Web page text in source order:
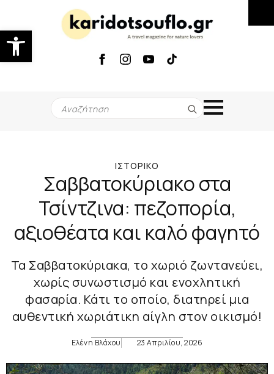
Ανοίξτε τη γραμμή εργαλείων
Search
for:
ΙΣΤΟΡΙΚΌ
Σαββατοκύριακο στα
Τσίντζινα: πεζοπορία,
αξιοθέατα και καλό φαγητό
Τα Σαββατοκύριακα, το χωριό ζωντανεύει,
χωρίς συνωστισμό και ενοχλητική
φασαρία. Κάτι το οποίο, διατηρεί μια
αυθεντική χωριάτικη αίγλη στον οικισμό!
Ελένη Βλάχου 23 Απριλίου, 2026